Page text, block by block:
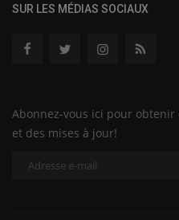
SUR LES MÉDIAS SOCIAUX
Abonnez-vous ici pour
et des mises à jour!